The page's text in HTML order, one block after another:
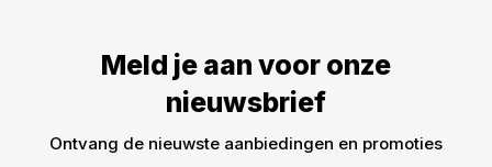
Meld je aan voor onze
nieuwsbrief
Ontvang de nieuwste aanbiedingen en promoties